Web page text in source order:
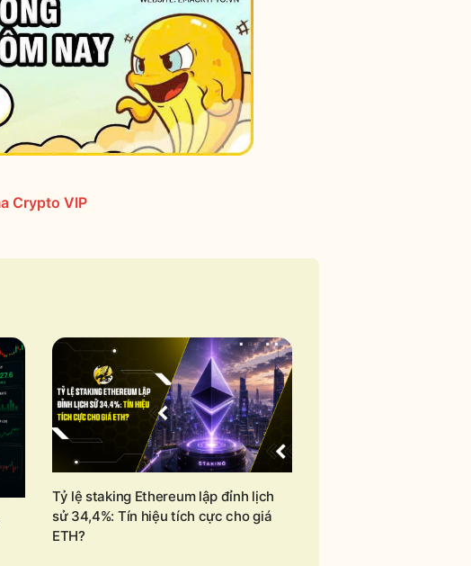
Crypto VIP
Tỷ lệ staking Ethereum lập đỉnh lịch
sử 34,4%: Tín hiệu tích cực cho giá
ETH?